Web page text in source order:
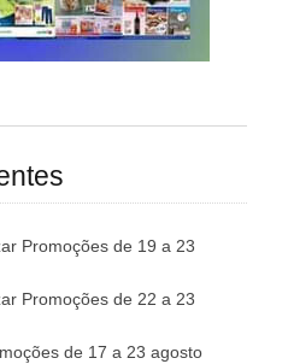
Promoções de 19 a 23
Promoções de 22 a 23
de 17 a 23 agosto